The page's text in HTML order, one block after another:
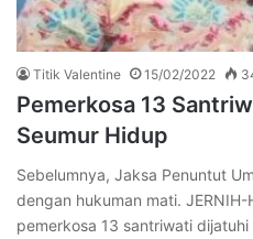
Titik Valentine 15/02/2022
Pemerkosa 13
Seumur Hidup
Sebelumnya, Jaksa Penuntut
dengan hukuman mati.
pemerkosa 13 santriwati